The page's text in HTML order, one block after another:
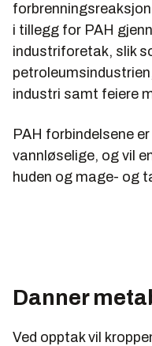
i tillegg for PAH
industriforetak, slik
industri samt feiere
PAH forbindelsene
vannløselige, og vil
huden og mage- og
Danner
Ved opptak vil